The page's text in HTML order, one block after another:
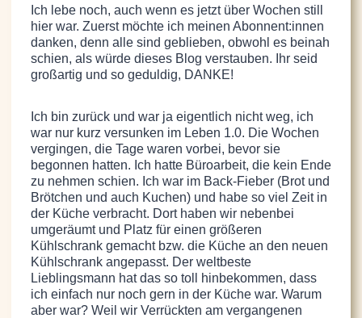
Ich lebe noch, auch wenn es jetzt über Wochen still
hier war. Zuerst möchte ich meinen Abonnent:innen
danken, denn alle sind geblieben, obwohl es beinah
schien, als würde dieses Blog verstauben. Ihr seid
großartig und so geduldig, DANKE!
Ich bin zurück und war ja eigentlich nicht weg, ich
war nur kurz versunken im Leben 1.0. Die Wochen
vergingen, die Tage waren vorbei, bevor sie
begonnen hatten. Ich hatte Büroarbeit, die kein Ende
zu nehmen schien. Ich war im Back-Fieber (Brot und
Brötchen und auch Kuchen) und habe so viel Zeit in
der Küche verbracht. Dort haben wir nebenbei
umgeräumt und Platz für einen größeren
Kühlschrank gemacht bzw. die Küche an den neuen
Kühlschrank angepasst. Der weltbeste
Lieblingsmann hat das so toll hinbekommen, dass
ich einfach nur noch gern in der Küche war. Warum
aber war? Weil wir Verrückten am vergangenen